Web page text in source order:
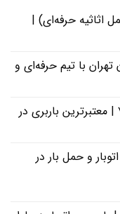
اثاثیه حرفه‌ای) |
تهران با تیم حرفه‌ای و
باربری پیروزی | تلفن ۷۷۹۷۰۳۲۶ | معتبرترین باربری در
اندرزگو تهران ۲۲۹۰۰۸۴۹ | اتوبار و حمل بار در